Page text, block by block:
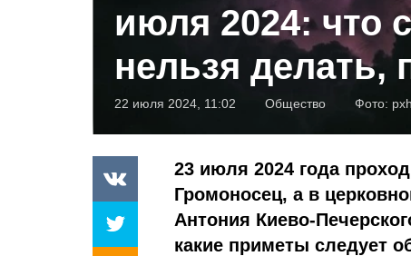
июля 2024: что
нельзя делать,
22 июля 2024, 11:02 Общество Фото:
23 июля 2024 года
Громоносец, а в
Антония Киево-
какие приметы следует